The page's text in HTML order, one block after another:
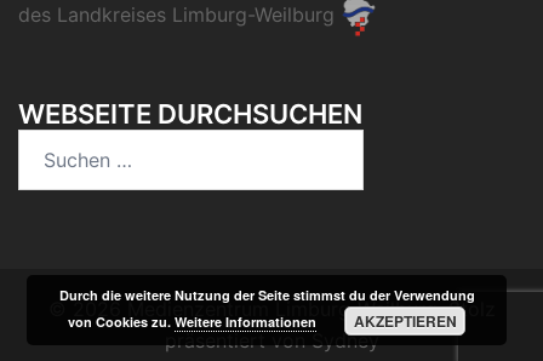
des Landkreises Limburg-Weilburg
WEBSEITE DURCHSUCHEN
© 2026 Medienzentrum Limburg-Weilburg. Stolz
präsentiert vonSydney
Durch die weitere Nutzung der Seite stimmst du der Verwendung
von Cookies zu.Weitere Informationen AKZEPTIEREN